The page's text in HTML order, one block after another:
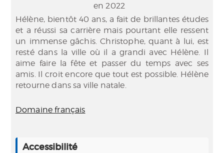
en 2022
Hélène, bientôt 40 ans, a fait de brillantes études
et a réussi sa carrière mais pourtant elle ressent
un immense gâchis. Christophe, quant à lui, est
resté dans la ville où il a grandi avec Hélène. Il
aime faire la fête et passer du temps avec ses
amis. Il croit encore que tout est possible. Hélène
retourne dans sa ville natale.
Domaine français
Accessibilité